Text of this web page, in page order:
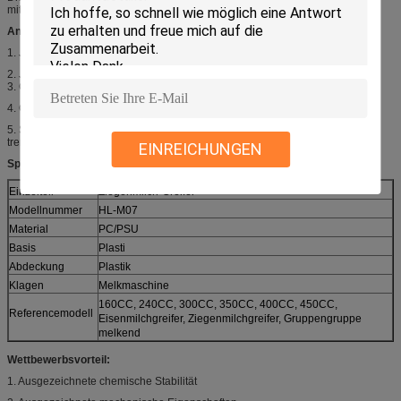
EINREICHUNGEN
mittleren und großen Bauernhöfen bestimmt ist.
Anwendungen:
1. Jedes Teil kann Produktion trennen
2. Jedes Teil kann separat gekauft werden
3. Größe verfügbar auf Anfrage
4. Größe entsprechend Produktionsbedarf.
5. Stellen Sie Milchapparat jede Versammlung ein, die der Teil Produktion
trennen kann.
Spezifikationen:
Einzelteil
Ziegenmilch-Greifer
Modellnummer
HL-M07
Material
PC/PSU
Basis
Plasti
Abdeckung
Plastik
Klagen
Melkmaschine
Referencemodell
160CC, 240CC, 300CC, 350CC, 400CC, 450CC,
Eisenmilchgreifer, Ziegenmilchgreifer, Gruppengruppe
melkend
Wettbewerbsvorteil:
1. Ausgezeichnete chemische Stabilität